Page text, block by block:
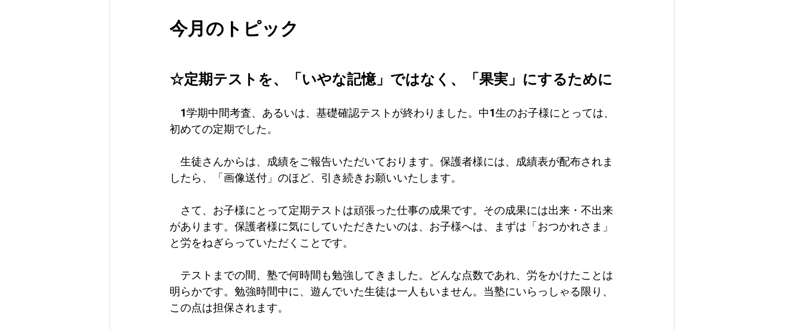
今月のトピック
☆定期テストを、「いやな記憶」ではなく、「果実」にするために
1学期中間考査、あるいは、基礎確認テストが終わりました。中1生のお子様にとっては、
初めての定期でした。
生徒さんからは、成績をご報告いただいております。保護者様には、成績表が配布されま
したら、「画像送付」のほど、引き続きお願いいたします。
さて、お子様にとって定期テストは頑張った仕事の成果です。その成果には出来・不出来
があります。保護者様に気にしていただきたいのは、お子様へは、まずは「おつかれさま」
と労をねぎらっていただくことです。
テストまでの間、塾で何時間も勉強してきました。どんな点数であれ、労をかけたことは
明らかです。勉強時間中に、遊んでいた生徒は一人もいません。当塾にいらっしゃる限り、
この点は担保されます。